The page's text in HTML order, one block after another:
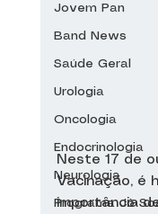
Jovem Pan
Band News
Saúde Geral
Urologia
Oncologia
Endocrinologia
Neurologia
Programa Jô
Neste 17 de
Vacinação, é
importância